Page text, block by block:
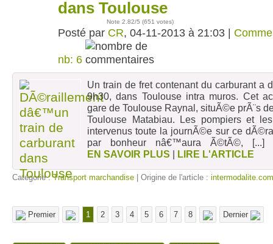
dans Toulouse
Note 2.82/5 (651 votes)
Posté par CR, 04-11-2013 à 21:03 |
nb: 6
Un train de fret contenant du carburant a
9h30, dans Toulouse intra muros. Cet
gare de Toulouse Raynal, situÃ©e prÃ¨s
Toulouse Matabiau. Les pompiers et
intervenus toute la journÃ©e sur ce
par bonheur nâ€™aura Ã©tÃ©, [...]
EN SAVOIR PLUS | LIRE L'ARTICLE
Catégorie :Transport marchandise | Origine de l'article : intermodalite.com
Premier 1 2 3 4 5 6 7 8 Dernier